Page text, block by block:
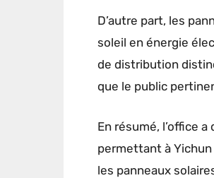
D’autre part, les
soleil en énergie
de distribution
que le public
En résumé, l’office
permettant à
les panneaux